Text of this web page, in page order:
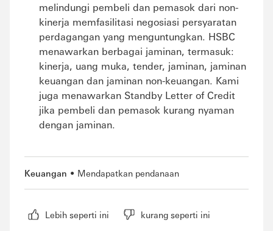
melindungi pembeli dan pemasok dari non-
kinerja memfasilitasi negosiasi persyaratan
perdagangan yang menguntungkan. HSBC
menawarkan berbagai jaminan, termasuk:
kinerja, uang muka, tender, jaminan, jaminan
keuangan dan jaminan non-keuangan. Kami
juga menawarkan Standby Letter of Credit
jika pembeli dan pemasok kurang nyaman
dengan jaminan.
Keuangan Mendapatkan pendanaan
Lebih seperti ini kurang seperti ini